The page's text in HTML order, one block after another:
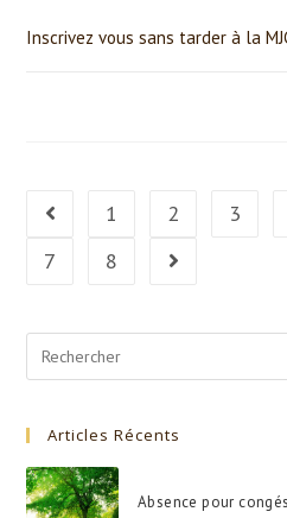
Inscrivez vous sans tarder à la
Go to the previous page
1 2 3
7
8 Go to the next
Search
for:
Articles Récents
Absence pour